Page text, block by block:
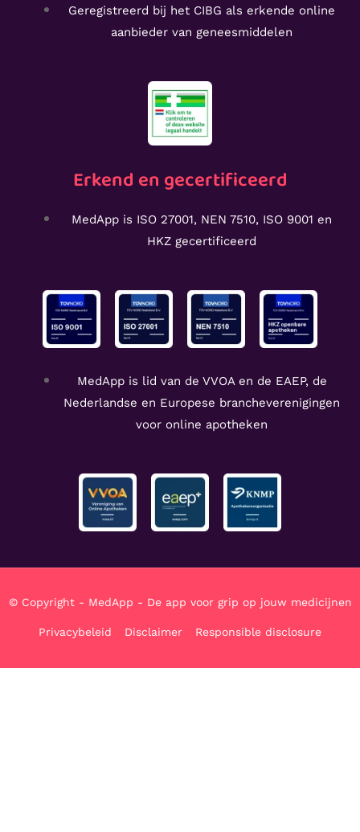
Geregistreerd bij het CIBG als erkende online
aanbieder van geneesmiddelen
Erkend en gecertificeerd
MedApp is ISO 27001, NEN 7510, ISO 9001 en
HKZ gecertificeerd
MedApp is lid van de VVOA en de EAEP, de
Nederlandse en Europese brancheverenigingen
voor online apotheken
© Copyright - MedApp - De app voor grip op jouw medicijnen
Privacybeleid Disclaimer Responsible disclosure